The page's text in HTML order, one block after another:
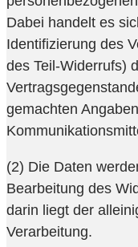
Dabei handelt es
Identifizierung des
des Teil-Widerrufs)
gemachten
(2) Die Daten
Bearbeitung des
darin liegt der
Verarbeitung.